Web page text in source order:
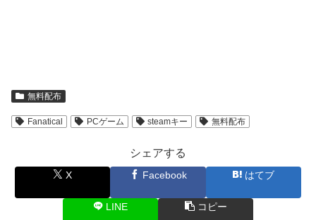
無料配布
Fanatical PCゲーム steamキー 無料配布
シェアする
X Facebook はてブ
LINE コピー